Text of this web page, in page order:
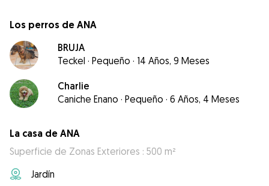
Los perros de ANA
BRUJA
Teckel · Pequeño · 14 Años, 9 Meses
Charlie
Caniche Enano · Pequeño · 6 Años, 4 Meses
La casa de ANA
Superficie de Zonas Exteriores : 500 m²
Jardín